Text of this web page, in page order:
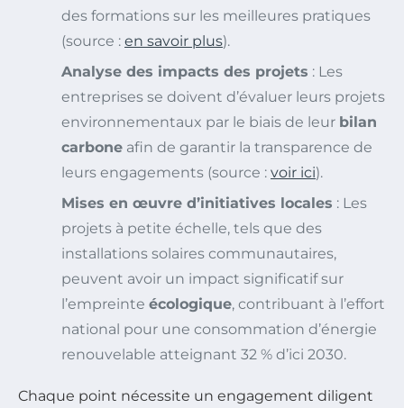
des formations sur les meilleures pratiques
(source : en savoir plus).
Analyse des impacts des projets : Les
entreprises se doivent d’évaluer leurs projets
environnementaux par le biais de leur bilan
carbone afin de garantir la transparence de
leurs engagements (source : voir ici).
Mises en œuvre d’initiatives locales : Les
projets à petite échelle, tels que des
installations solaires communautaires,
peuvent avoir un impact significatif sur
l’empreinte écologique, contribuant à l’effort
national pour une consommation d’énergie
renouvelable atteignant 32 % d’ici 2030.
Chaque point nécessite un engagement diligent